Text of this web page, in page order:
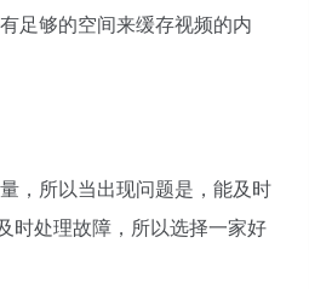
足够的空间来缓存视频的内
，所以当出现问题是，能及时
时处理故障，所以选择一家好